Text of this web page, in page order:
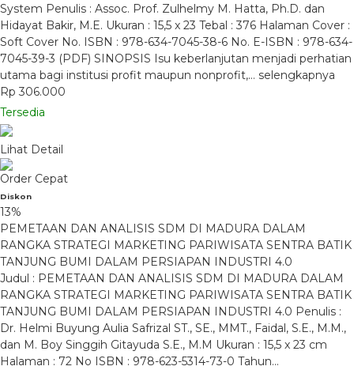
System Penulis : Assoc. Prof. Zulhelmy M. Hatta, Ph.D. dan
Hidayat Bakir, M.E. Ukuran : 15,5 x 23 Tebal : 376 Halaman Cover :
Soft Cover No. ISBN : 978-634-7045-38-6 No. E-ISBN : 978-634-
7045-39-3 (PDF) SINOPSIS Isu keberlanjutan menjadi perhatian
utama bagi institusi profit maupun nonprofit,… selengkapnya
Rp 306.000
Tersedia
Lihat Detail
Order Cepat
Diskon
13%
PEMETAAN DAN ANALISIS SDM DI MADURA DALAM
RANGKA STRATEGI MARKETING PARIWISATA SENTRA BATIK
TANJUNG BUMI DALAM PERSIAPAN INDUSTRI 4.0
Judul : PEMETAAN DAN ANALISIS SDM DI MADURA DALAM
RANGKA STRATEGI MARKETING PARIWISATA SENTRA BATIK
TANJUNG BUMI DALAM PERSIAPAN INDUSTRI 4.0 Penulis :
Dr. Helmi Buyung Aulia Safrizal ST., SE., MMT., Faidal, S.E., M.M.,
dan M. Boy Singgih Gitayuda S.E., M.M Ukuran : 15,5 x 23 cm
Halaman : 72 No ISBN : 978-623-5314-73-0 Tahun…